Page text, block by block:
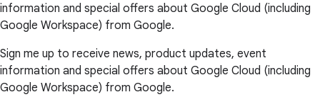
information and special offers about Google Cloud (including
Google Workspace) from Google.
Sign me up to receive news, product updates, event
information and special offers about Google Cloud (including
Google Workspace) from Google.